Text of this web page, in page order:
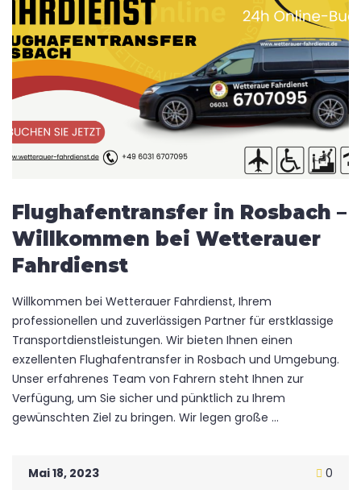
Flughafentransfer in Rosbach –
Willkommen bei Wetterauer
Fahrdienst
Willkommen bei Wetterauer Fahrdienst, Ihrem
professionellen und zuverlässigen Partner für erstklassige
Transportdienstleistungen. Wir bieten Ihnen einen
exzellenten Flughafentransfer in Rosbach und Umgebung.
Unser erfahrenes Team von Fahrern steht Ihnen zur
Verfügung, um Sie sicher und pünktlich zu Ihrem
gewünschten Ziel zu bringen. Wir legen große ...
Mai 18, 2023 0